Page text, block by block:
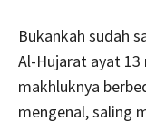
Bukankah sudah
Al-Hujarat ayat 13
makhluknya
mengenal, saling